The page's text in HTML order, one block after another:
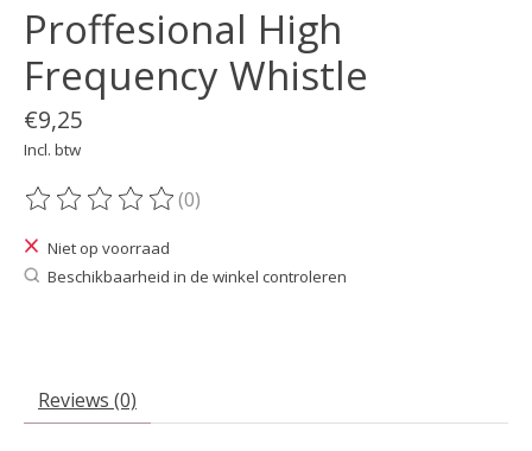
Proffesional High
Frequency Whistle
€9,25
Incl. btw
De beoordeling van dit product is
(0)
Niet op voorraad
Beschikbaarheid in de winkel controleren
Reviews (0)